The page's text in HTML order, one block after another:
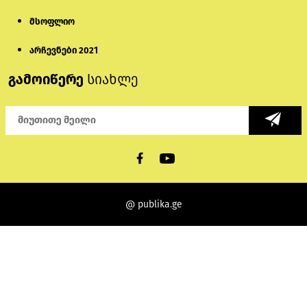
მსოფლიო
არჩევნები 2021
გამოიწერე სიახლე
@ publika.ge